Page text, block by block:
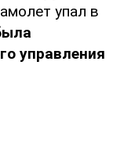
упал в
управления